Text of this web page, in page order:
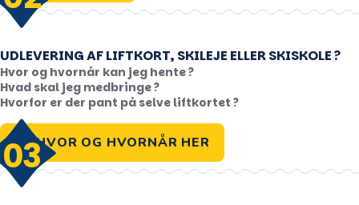
UDLEVERING AF LIFTKORT, SKILEJE ELLER SKISKOLE ?
Hvor og hvornår kan jeg hente ?
Hvad skal jeg medbringe ?
Hvorfor er der pant på selve liftkortet ?
SE HVOR OG HVORNÅR HER
03